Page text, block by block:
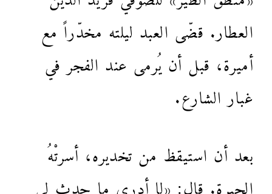
العطار. قضّى العبد ليلته مخدّراً مع
أميرة، قبل أن يُرمى عند الفجر في
غبار الشارع.
بعد أن استيقظ من تخديره، أسرتْهُ
الحيرة. قال: «لا أدري ما حدث لي